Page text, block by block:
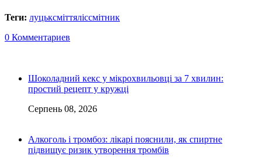
Теги: луцьксміттяліссмітник
0 Комментариев
Шоколадний кекс у мікрохвильовці за 7 хвилин:
простий рецепт у кружці
Серпень 08, 2026
Алкоголь і тромбоз: лікарі пояснили, як спиртне
підвищує ризик утворення тромбів